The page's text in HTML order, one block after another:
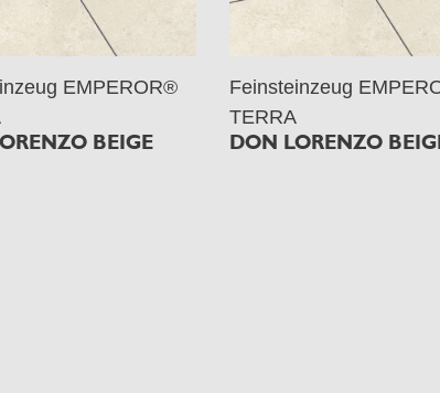
EMPEROR®
BEIGE
Feinsteinzeug
TERRA
DON LORENZO